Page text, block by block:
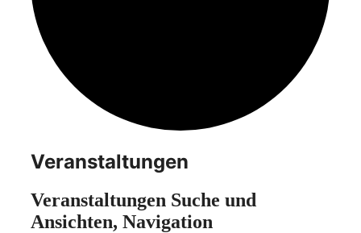
Veranstaltungen
Veranstaltungen Suche und
Ansichten, Navigation